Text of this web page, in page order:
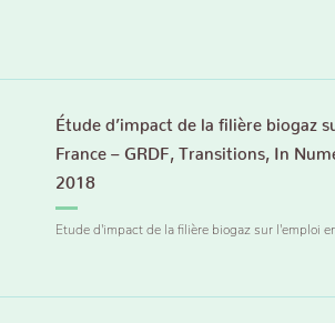
Étude d’impact de la filière biogaz
France – GRDF, Transitions, In
2018
Etude d'impact de la filière biogaz sur l'emploi